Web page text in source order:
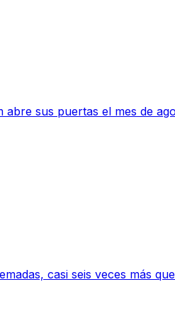
sus puertas el mes de
casi seis veces más